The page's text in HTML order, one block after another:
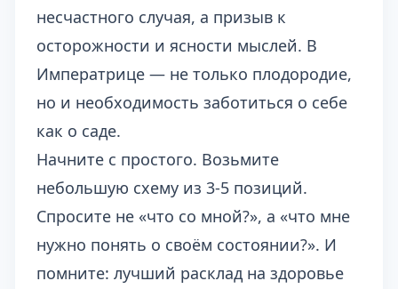
несчастного случая, а призыв к
осторожности и ясности мыслей. В
Императрице — не только плодородие,
но и необходимость заботиться о себе
как о саде.
Начните с простого. Возьмите
небольшую схему из 3-5 позиций.
Спросите не «что со мной?», а «что мне
нужно понять о своём состоянии?». И
помните: лучший расклад на здоровье